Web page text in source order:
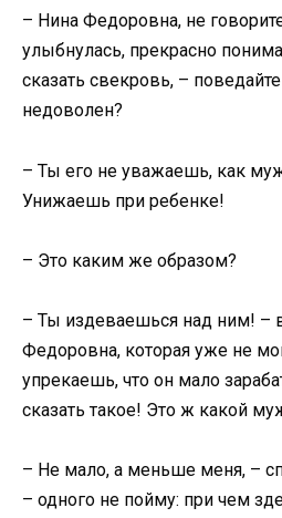
– Нина Федоровна, не
улыбнулась, прекрасно
сказать свекровь, –
недоволен?
– Ты его не уважаешь, как
Унижаешь при ребенке!
– Это каким же образом?
– Ты издеваешься над ним! –
Федоровна, которая уже не
упрекаешь, что он мало
сказать такое! Это ж какой
– Не мало, а меньше меня, –
– одного не пойму: при чем